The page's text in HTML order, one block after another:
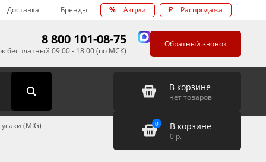
Доставка Бренды % Акции ₽ Распродажа
8 800 101-08-75
бесплатный 09:00 - 18:00 (по МСК)
Обратный звонок
В корзине
нет товаров
0 В корзине
0 р.
(MIG)